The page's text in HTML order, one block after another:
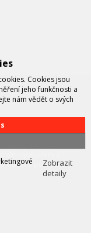
společností,
automatizace a
vidění a pokročilé
Cookies jsou
jeho funkčnosti a
nám vědět o svých
Zobrazit
detaily